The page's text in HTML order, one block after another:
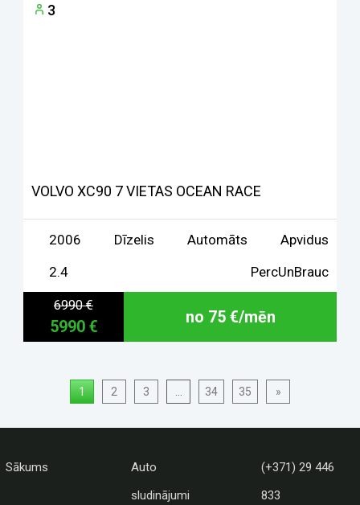
3
VOLVO XC90 7 VIETAS OCEAN RACE
2006 Dīzelis Automāts
Apvidus
2.4
PercUnBrauc
6990 €
5990 €
no 75 €/mēn
1 2 3 ... 34 35 »
Sākums
Auto
sludinājumi
(+371) 29 446
833